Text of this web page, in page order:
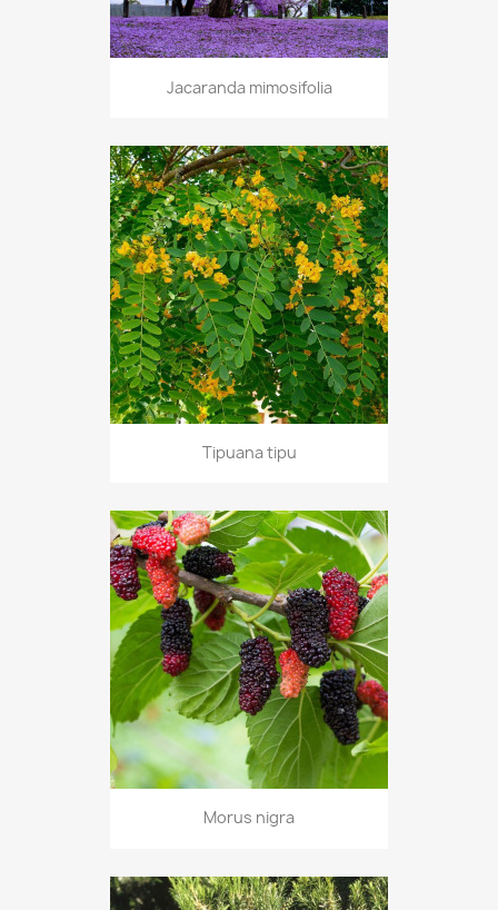
Jacaranda mimosifolia
Tipuana tipu
Morus nigra